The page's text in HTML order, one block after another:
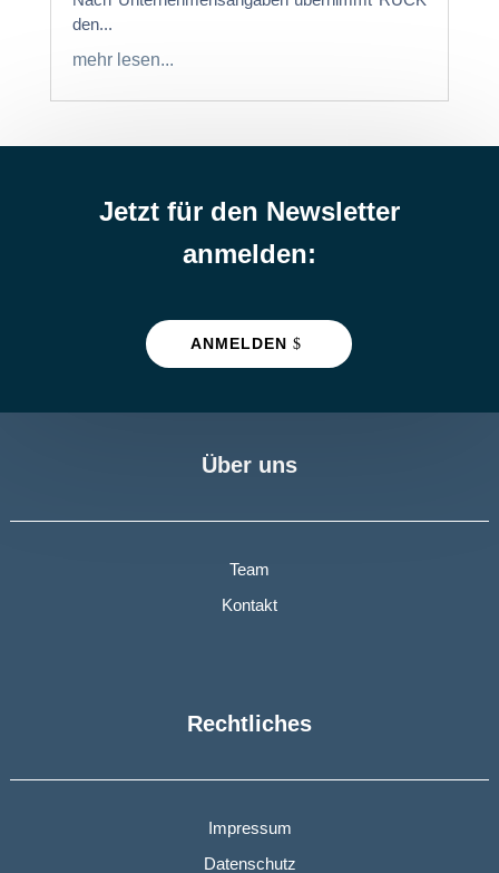
den...
mehr lesen...
Jetzt für den Newsletter
anmelden:
ANMELDEN
Über uns
Team
Kontakt
Rechtliches
Impressum
Datenschutz